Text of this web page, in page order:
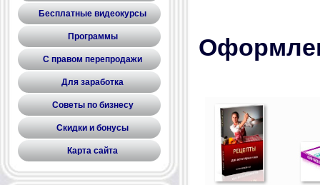
Бесплатные видеокурсы
Программы
С правом перепродажи
Для заработка
Советы по бизнесу
Скидки и бонусы
Карта сайта